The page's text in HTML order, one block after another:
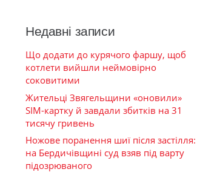
Недавні записи
Що додати до курячого фаршу, щоб
котлети вийшли неймовірно
соковитими
Жительці Звягельщини «оновили»
SIM-картку й завдали збитків на 31
тисячу гривень
Ножове поранення шиї після застілля:
на Бердичівщині суд взяв під варту
підозрюваного